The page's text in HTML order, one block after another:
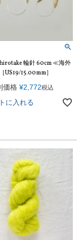
輪針 60cm ≪海外
15.00mm］
価格 ¥2,772税込
に入れる